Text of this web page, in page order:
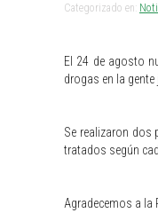
Categorizado en:
El 24 de agosto
drogas en la gente
Se realizaron dos
tratados según
Agradecemos a la